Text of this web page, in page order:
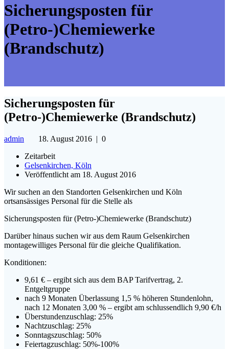
Sicherungsposten für
(Petro-)Chemiewerke
(Brandschutz)
Sicherungsposten für
(Petro-)Chemiewerke (Brandschutz)
admin 18. August 2016 | 0
Zeitarbeit
Gelsenkirchen, Köln
Veröffentlicht am 18. August 2016
Wir suchen an den Standorten Gelsenkirchen und Köln
ortsansässiges Personal für die Stelle als
Sicherungsposten für (Petro-)Chemiewerke (Brandschutz)
Darüber hinaus suchen wir aus dem Raum Gelsenkirchen
montagewilliges Personal für die gleiche Qualifikation.
Konditionen:
9,61 € – ergibt sich aus dem BAP Tarifvertrag, 2.
Entgeltgruppe
nach 9 Monaten Überlassung 1,5 % höheren Stundenlohn,
nach 12 Monaten 3,00 % – ergibt am schlussendlich 9,90 €/h
Überstundenzuschlag: 25%
Nachtzuschlag: 25%
Sonntagszuschlag: 50%
Feiertagzuschlag: 50%-100%